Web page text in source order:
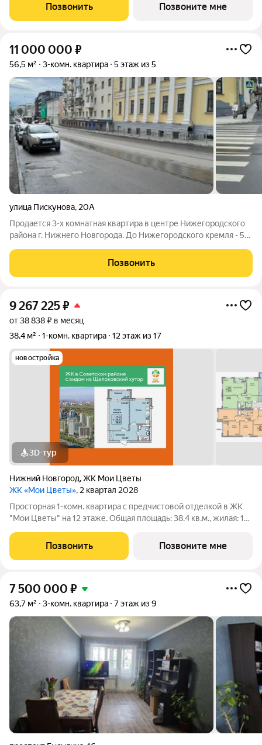
площадь просторной кухни-столовой: 21.2 кв.м. Комнаты
изолированные, все окна
Позвонить Позвоните мне
11 000 000 ₽
56,5 м² 3-комн. квартира 5 этаж из 5
улица Пискунова, 20А
Продается 3-х комнатная квартира в центре Нижегородского
района г. Нижнего Новгорода. До Нижегородского кремля - 5
центру города. Дом 5-этажный кирпичный 1961 года
постройки. Квартира
Позвонить
9 267 225₽
от 38 838 ₽ в месяц
38,4 м²
1-комн. квартира 12 этаж из 17
новостройка
3D-тур
Нижний Новгород,ЖК Мои Цветы
ЖК «Мои Цветы», 2 квартал 2028
Просторная 1-комн. квартира с предчистовой отделкой в ЖК
"Мои Цветы" на 12 этаже. Общая площадь: 38.4 кв.м., жилая: 14
выходят на одну сторону. В квартире один балкон, один
совмещенный
Позвонить Позвоните мне
7 500 000 ₽
63,7 м² 3-комн. квартира 7 этаж из 9